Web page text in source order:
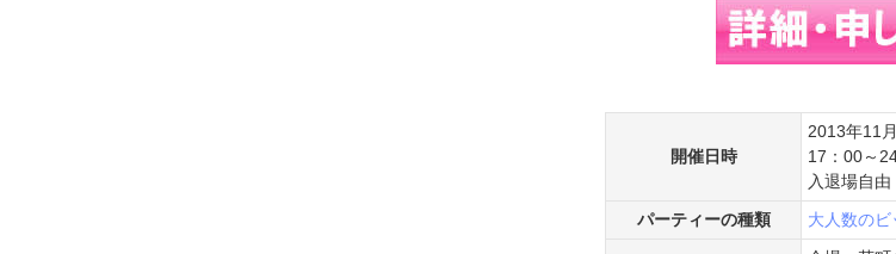
開催日時
2013年11
17：00～
入退場自由
パーティーの種類
大人数の